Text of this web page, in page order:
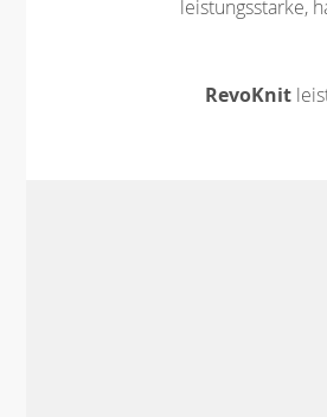
leistungsstarke,
RevoKnit